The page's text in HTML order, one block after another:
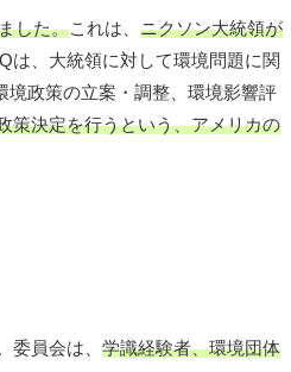
した。これは、 ニクソン大統領が
は、大統領に対して環境問題に関
政策の立案・調整、環境影響評
策決定を行うという、アメリカの
委員会は、 学識経験者、環境団体